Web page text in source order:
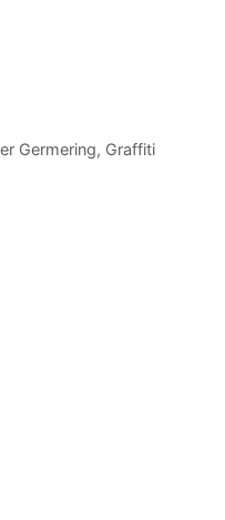
Germering, Graffiti